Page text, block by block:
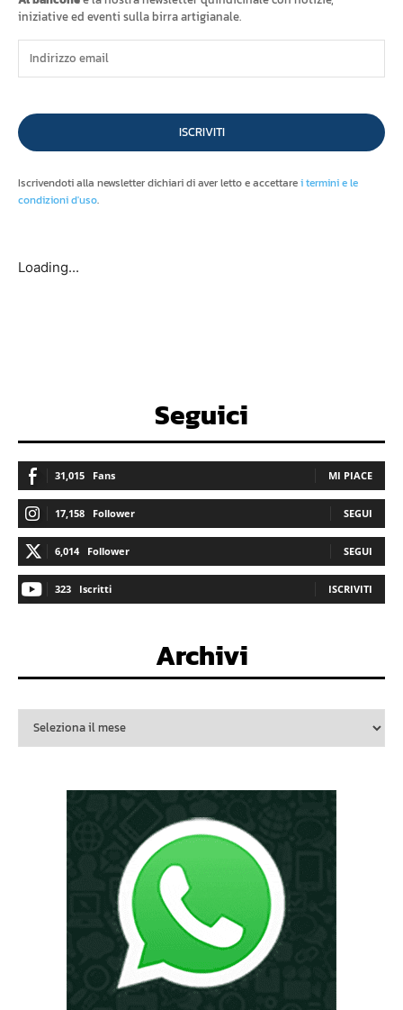
iniziative ed eventi sulla birra artigianale.
ISCRIVITI
Iscrivendoti alla newsletter dichiari di aver letto e accettarei termini e le
condizioni d'uso.
Loading...
Seguici
31,015 Fans MI PIACE
17,158 Follower SEGUI
6,014 Follower SEGUI
323 Iscritti ISCRIVITI
Archivi